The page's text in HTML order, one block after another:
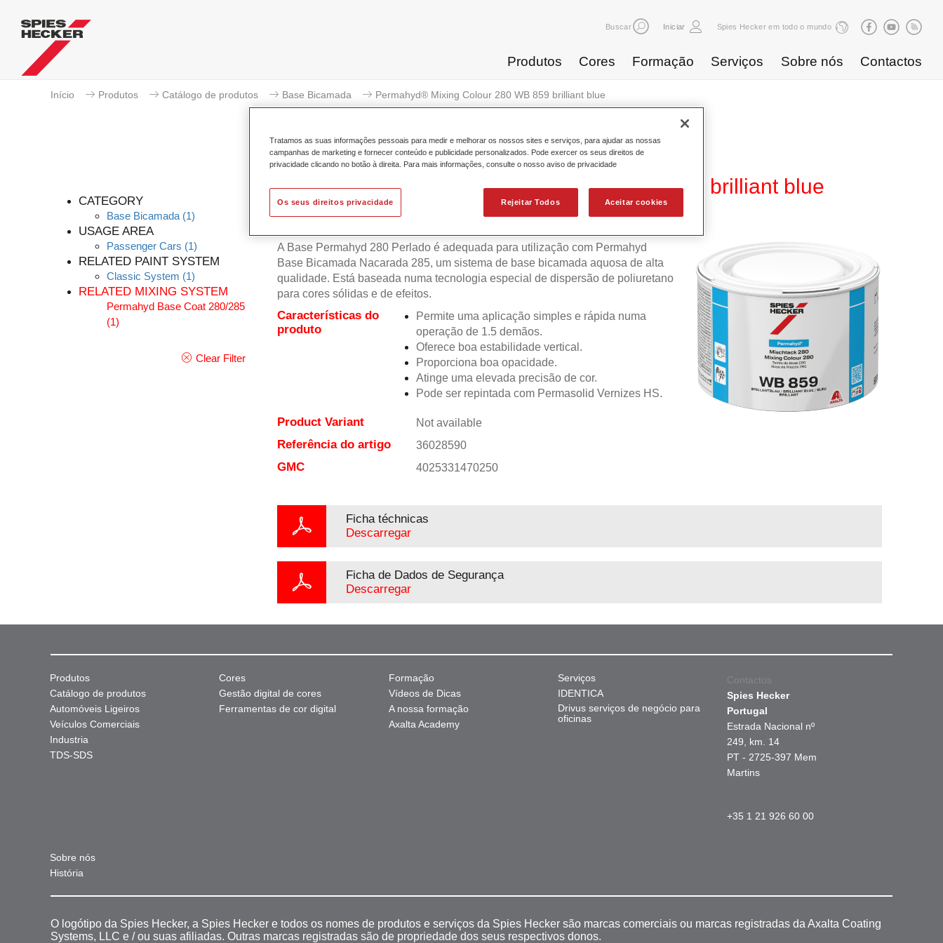
Buscar Iniciar Spies Hecker em todo o mundo
Produtos Cores Formação Serviços Sobre nós Contactos
Início Produtos Catálogo de produtos Base Bicamada Permahyd® Mixing Colour 280 WB 859 brilliant blue
CATEGORY
Base Bicamada (1)
USAGE AREA
Passenger Cars (1)
RELATED PAINT SYSTEM
Classic System (1)
RELATED MIXING SYSTEM
Permahyd Base Coat 280/285
(1)
Clear Filter
Permahyd® Mixing Colour 280 WB 859 brilliant blue
A Base Permahyd 280 Perlado é adequada para utilização com Permahyd
Base Bicamada Nacarada 285, um sistema de base bicamada aquosa de alta
qualidade. Está baseada numa tecnologia especial de dispersão de poliuretano
para cores sólidas e de efeitos.
Características do
produto
Permite uma aplicação simples e rápida numa
operação de 1.5 demãos.
Oferece boa estabilidade vertical.
Proporciona boa opacidade.
Atinge uma elevada precisão de cor.
Pode ser repintada com Permasolid Vernizes HS.
Product Variant Not available
Referência do artigo 36028590
GMC 4025331470250
Ficha téchnicas
Descarregar
Ficha de Dados de Segurança
Descarregar
Produtos
Catálogo de produtos
Automóveis Ligeiros
Veículos Comerciais
Industria
TDS-SDS
Cores
Gestão digital de cores
Ferramentas de cor digital
Formação
Vídeos de Dicas
A nossa formação
Axalta Academy
Serviços
IDENTICA
Drivus serviços de negócio para
oficinas
Sobre nós
História
Contactos
Spies Hecker
Portugal
Estrada Nacional nº
249, km. 14
PT - 2725-397 Mem
Martins
+35 1 21 926 60 00
O logótipo da Spies Hecker, a Spies Hecker e todos os nomes de produtos e serviços da Spies Hecker são marcas comerciais ou marcas registradas da Axalta Coating
Systems, LLC e / ou suas afiliadas. Outras marcas registradas são de propriedade dos seus respectivos donos.
Tratamos as suas informações pessoais para medir e melhorar os nossos sites e serviços, para ajudar as nossas
campanhas de marketing e fornecer conteúdo e publicidade personalizados. Pode exercer os seus direitos de
privacidade clicando no botão à direita. Para mais informações, consulte o nosso aviso de privacidade
Rejeitar Todos Aceitar cookies
Os seus direitos privacidade